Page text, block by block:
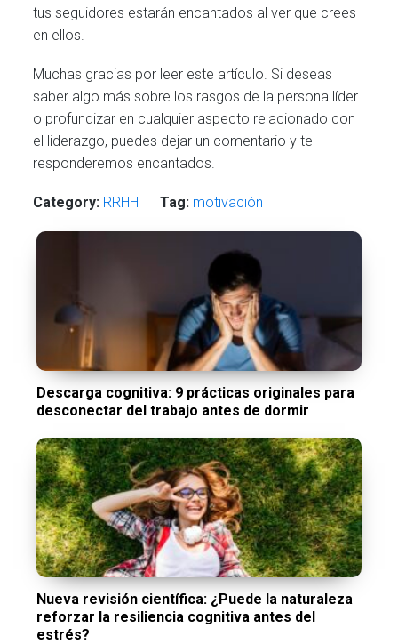
tus seguidores estarán encantados al ver que crees
en ellos.
Muchas gracias por leer este artículo. Si deseas
saber algo más sobre los rasgos de la persona líder
o profundizar en cualquier aspecto relacionado con
el liderazgo, puedes dejar un comentario y te
responderemos encantados.
Category: RRHH Tag: motivación
Descarga cognitiva: 9 prácticas originales para
desconectar del trabajo antes de dormir
Nueva revisión científica: ¿Puede la naturaleza
reforzar la resiliencia cognitiva antes del
estrés?